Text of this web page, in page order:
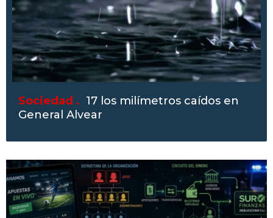
Sociedad . 17 los milímetros caídos en
General Alvear